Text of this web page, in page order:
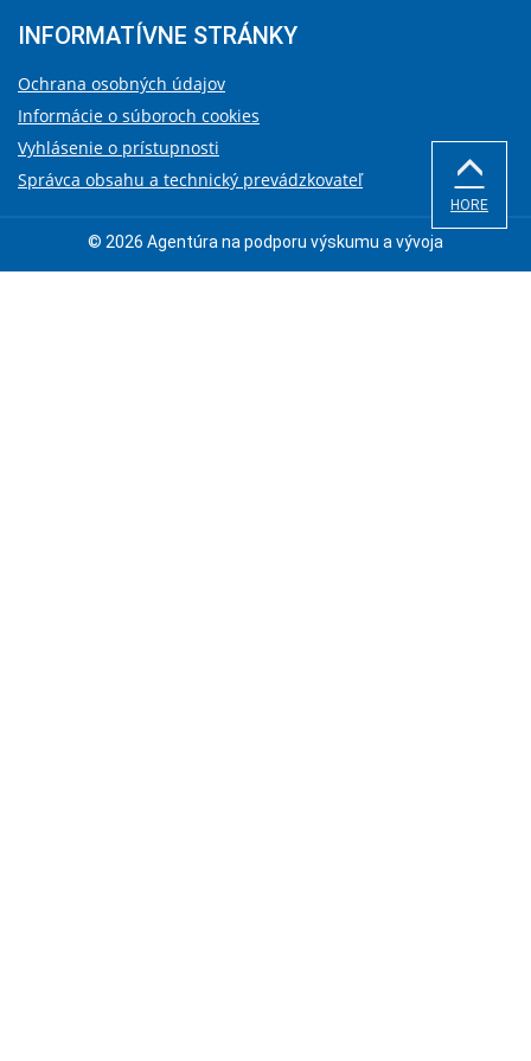
INFORMATÍVNE STRÁNKY
Ochrana osobných údajov
Informácie o súboroch cookies
Vyhlásenie o prístupnosti
Správca obsahu a technický prevádzkovateľ
© 2026 Agentúra na podporu výskumu a vývoja
HORE